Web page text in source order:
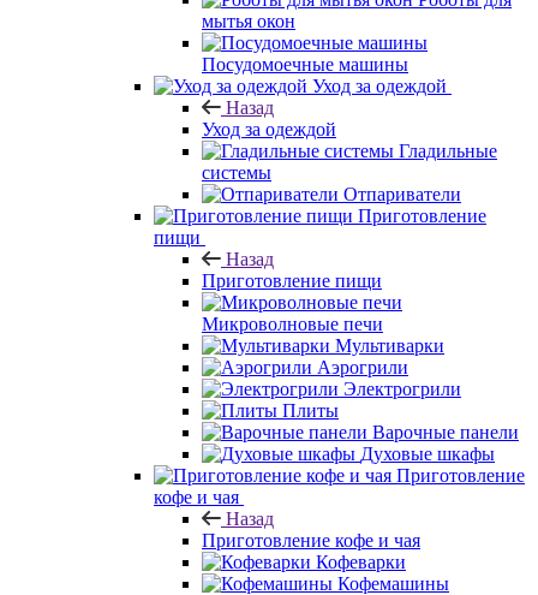
мытья окон
Посудомоечные машины
Уход за одеждой
Назад
Уход за одеждой
Гладильные
системы
Отпариватели
Приготовление
пищи
Назад
Приготовление пищи
Микроволновые печи
Мультиварки
Аэрогрили
Электрогрили
Плиты
Варочные панели
Духовые шкафы
Приготовление
кофе и чая
Назад
Приготовление кофе и чая
Кофеварки
Кофемашины